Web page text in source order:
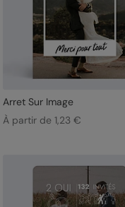
Arret Sur Image
À partir de 1,23 €